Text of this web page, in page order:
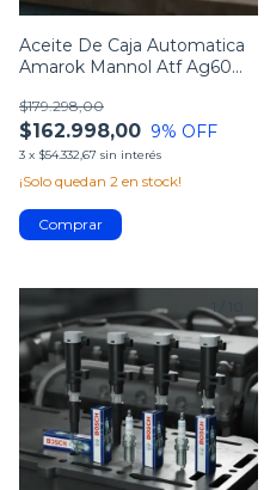
Aceite De Caja Automatica
Amarok Mannol Atf Ag60
$162.998,00
$179.298,00
9% OFF
3 x $54.332,67 sin interés
¡Solo quedan 2 en stock!
1